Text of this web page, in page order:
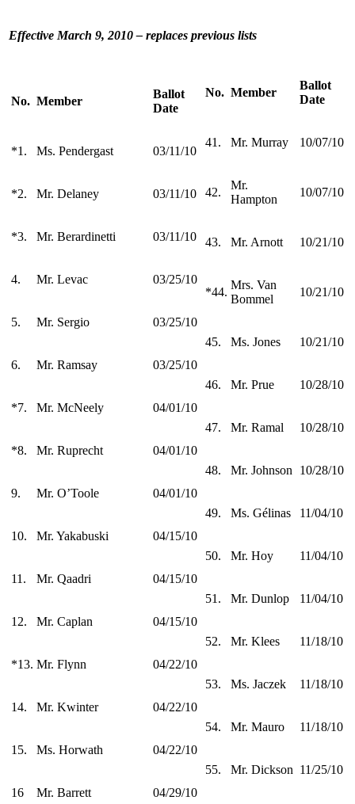
Effective March 9, 2010 – replaces previous lists
No. Member
Ballot
Date
*1. Ms. Pendergast 03/11/10
*2. Mr. Delaney 03/11/10
*3. Mr. Berardinetti 03/11/10
4. Mr. Levac 03/25/10
5. Mr. Sergio 03/25/10
6. Mr. Ramsay 03/25/10
*7. Mr. McNeely 04/01/10
*8. Mr. Ruprecht 04/01/10
9. Mr. O’Toole 04/01/10
10. Mr. Yakabuski 04/15/10
11. Mr. Qaadri 04/15/10
12. Mr. Caplan 04/15/10
*13. Mr. Flynn 04/22/10
14. Mr. Kwinter 04/22/10
15. Ms. Horwath 04/22/10
16 Mr. Barrett 04/29/10
No. Member
Ballot
Date
41. Mr. Murray 10/07/10
42.
Mr.
Hampton
10/07/10
43. Mr. Arnott 10/21/10
*44.
Mrs. Van
Bommel
10/21/10
45. Ms. Jones 10/21/10
46. Mr. Prue 10/28/10
47. Mr. Ramal 10/28/10
48. Mr. Johnson 10/28/10
49. Ms. Gélinas 11/04/10
50. Mr. Hoy 11/04/10
51. Mr. Dunlop 11/04/10
52. Mr. Klees 11/18/10
53. Ms. Jaczek 11/18/10
54. Mr. Mauro 11/18/10
55. Mr. Dickson 11/25/10